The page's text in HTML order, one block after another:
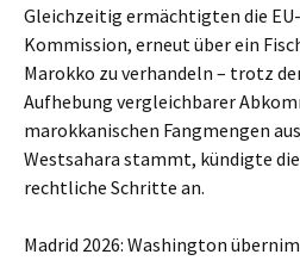
Gleichzeitig ermächtigten die
Kommission, erneut über ein
Marokko zu verhandeln – trotz
Aufhebung vergleichbarer
marokkanischen Fangmengen
Westsahara stammt, kündigte
rechtliche Schritte an.
Madrid 2026: Washington